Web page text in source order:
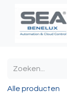
Alle producten